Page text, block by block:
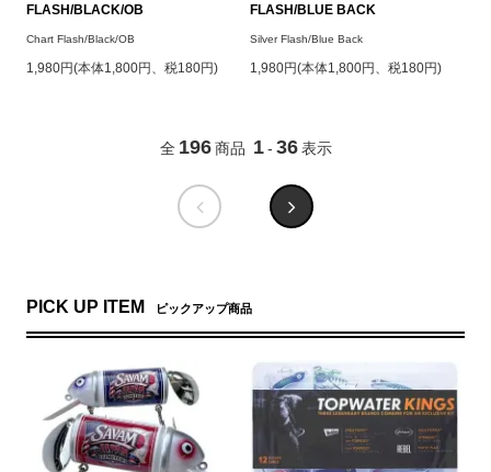
FLASH/BLACK/OB
Chart Flash/Black/OB
1,980円(本体1,800円、税180円)
FLASH/BLUE BACK
Silver Flash/Blue Back
1,980円(本体1,800円、税180円)
全 196 商品 1 - 36 表示
PICK UP ITEM ピックアップ商品